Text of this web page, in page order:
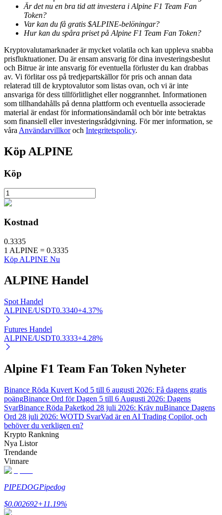
BTR-låsningar
Exklusiva investeringar för BTR-innehavare
Lån
Ta långsiktig vinst och flexibla intressen
Lär dig Staking
Lär dig mer om att tjäna passiv inkomst
Bitrue
AI
Bitrue Partners
Är det nu en bra tid att investera i Alpine F1 Team Fan
Token?
Var kan du få gratis $ALPINE-belöningar?
Hur kan du spåra priset på Alpine F1 Team Fan Token?
Kryptovalutamarknader är mycket volatila och kan uppleva snabba
prisfluktuationer. Du är ensam ansvarig för dina investeringsbeslut
och Bitrue är inte ansvarig för eventuella förluster du kan drabbas
av. Vi förlitar oss på tredjepartskällor för pris och annan data
relaterad till de kryptovalutor som listas ovan, och vi är inte
ansvariga för dess tillförlitlighet eller noggrannhet. Informationen
som tillhandahålls på denna plattform och eventuella associerade
material är endast för informationsändamål och bör inte betraktas
som finansiell eller investeringsrådgivning. För mer information, se
våra Användarvillkoroch Integritetspolicy.
Köp ALPINE
Köp
Kostnad
0.3335
1 ALPINE = 0.3335
Köp ALPINE Nu
ALPINE Handel
Spot Handel
ALPINE/USDT0.3340+4.37%
Futures Handel
ALPINE/USDT0.3333+4.28%
Alpine F1 Team Fan Token Nyheter
Binance Röda Kuvert Kod 5 till 6 augusti 2026: Få dagens gratis
poängBinance Ord för Dagen 5 till 6 Augusti 2026: Dagens
SvarBinance Röda Paketkod 28 juli 2026: Kräv nuBinance Dagens
Ord 28 juli 2026: WOTD SvarVad är en AI Trading Copilot, och
behöver du verkligen en?
Krypto Rankning
Nya Listor
Trendande
Vinnare
PIPEDOGPipedog
$0.002692+11.19%